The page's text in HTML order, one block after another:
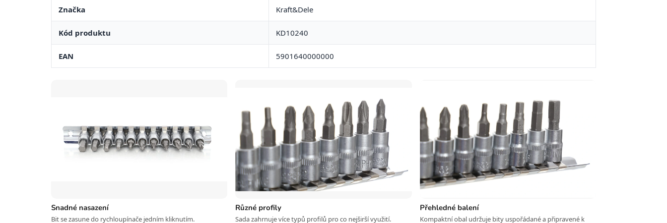
Značka Kraft&Dele
Kód produktu KD10240
EAN 5901640000000
Snadné nasazení
Bit se zasune do rychloupínače jedním kliknutím.
Různé profily
Sada zahrnuje více typů profilů pro co nejširší využití.
Přehledné balení
Kompaktní obal udržuje bity uspořádané a připravené k